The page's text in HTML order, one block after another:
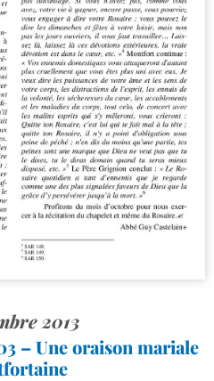
2013
– Une oraison mariale